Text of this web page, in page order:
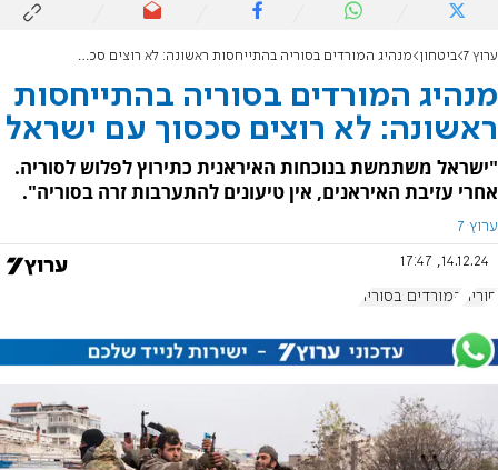
ערוץ 7 ביטחון מנהיג המורדים בסוריה בהתייחסות ראשונה: לא רוצים סכסוך עם ישראל
מנהיג המורדים בסוריה בהתייחסות
ראשונה: לא רוצים סכסוך עם ישראל
"ישראל משתמשת בנוכחות האיראנית כתירוץ לפלוש לסוריה.
אחרי עזיבת האיראנים, אין טיעונים להתערבות זרה בסוריה".
ערוץ 7
14.12.24, 17:47
סוריה המורדים בסוריה